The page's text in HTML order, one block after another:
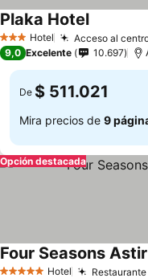
3 Estrellas
Hotel Acceso al
Plaka HotelVer
9,0 Excelente 10.697
De $ 511.021
Mira precios de 9
Opción destacada
Hotel
Four Seasons